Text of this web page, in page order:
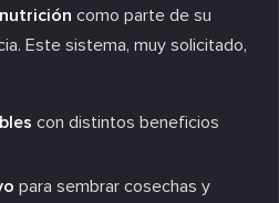
como parte de su
Este sistema, muy solicitado,
con distintos beneficios
para sembrar cosechas y